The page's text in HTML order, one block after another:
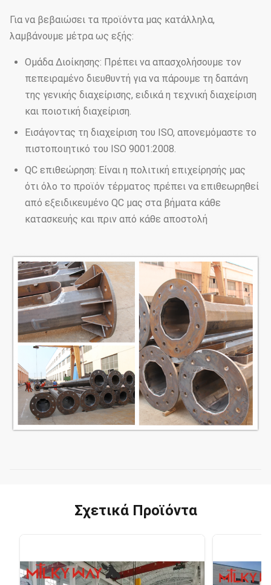
Για να βεβαιώσει τα προϊόντα μας κατάλληλα,
λαμβάνουμε μέτρα ως εξής:
Ομάδα Διοίκησης: Πρέπει να απασχολήσουμε τον
πεπειραμένο διευθυντή για να πάρουμε τη δαπάνη
της γενικής διαχείρισης, ειδικά η τεχνική διαχείριση
και ποιοτική διαχείριση.
Εισάγοντας τη διαχείριση του ISO, απονεμόμαστε το
πιστοποιητικό του ISO 9001:2008.
QC επιθεώρηση: Είναι η πολιτική επιχείρησής μας
ότι όλο το προϊόν τέρματος πρέπει να επιθεωρηθεί
από εξειδικευμένο QC μας στα βήματα κάθε
κατασκευής και πριν από κάθε αποστολή
Σχετικά Προϊόντα